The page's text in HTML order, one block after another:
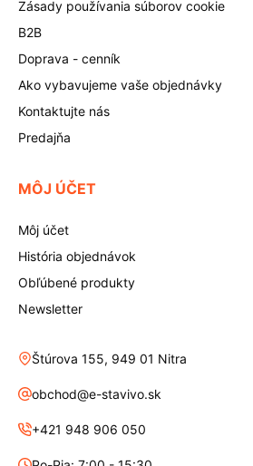
Zásady používania súborov cookie
B2B
Doprava - cenník
Ako vybavujeme vaše objednávky
Kontaktujte nás
Predajňa
MÔJ ÚČET
Môj účet
História objednávok
Obľúbené produkty
Newsletter
Štúrova 155, 949 01 Nitra
obchod@e-stavivo.sk
+421 948 906 050